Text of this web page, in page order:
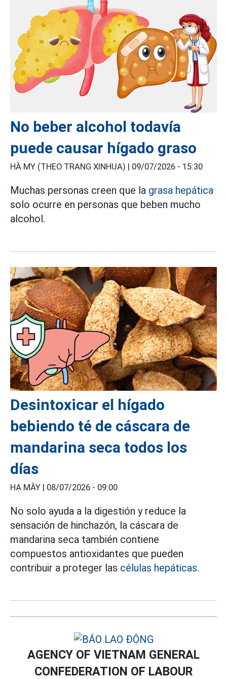
No beber alcohol todavía
puede causar hígado graso
HÀ MY (THEO TRANG XINHUA) | 09/07/2026 - 15:30
Muchas personas creen que la grasa hepática
solo ocurre en personas que beben mucho
alcohol.
Desintoxicar el hígado
bebiendo té de cáscara de
mandarina seca todos los
días
HẠ MÂY | 08/07/2026 - 09:00
No solo ayuda a la digestión y reduce la
sensación de hinchazón, la cáscara de
mandarina seca también contiene
compuestos antioxidantes que pueden
contribuir a proteger las células hepáticas.
AGENCY OF VIETNAM GENERAL
CONFEDERATION OF LABOUR